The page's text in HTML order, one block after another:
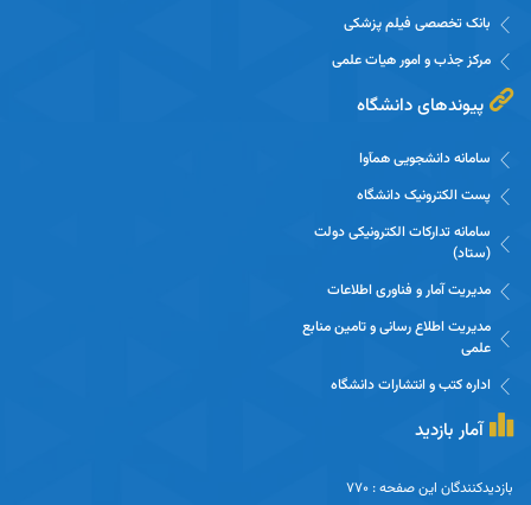
بانک تخصصی فیلم پزشکی
مرکز جذب و امور هیات علمی
پیوندهای دانشگاه
سامانه دانشجویی همآوا
پست الکترونیک دانشگاه
سامانه تدارکات الکترونیکی دولت
(ستاد)
مدیریت آمار و فناوری اطلاعات
مدیریت اطلاع رسانی و تامین منابع
علمی
اداره کتب و انتشارات دانشگاه
آمار بازدید
بازدیدکنندگان این صفحه : 770